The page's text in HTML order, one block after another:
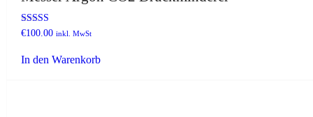
Bewertet
von 5
€100.00 inkl. MwSt
In den Warenkorb